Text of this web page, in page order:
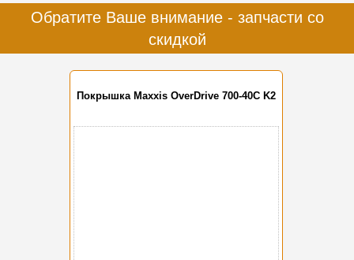
Обратите Ваше внимание - запчасти со
скидкой
Покрышка Maxxis OverDrive 700-40C K2